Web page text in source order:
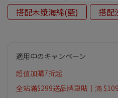
搭配木漿海綿(藍)
搭配
適用中のキャンペーン
超值加購7折起
全站滿$299送品牌車貼｜滿